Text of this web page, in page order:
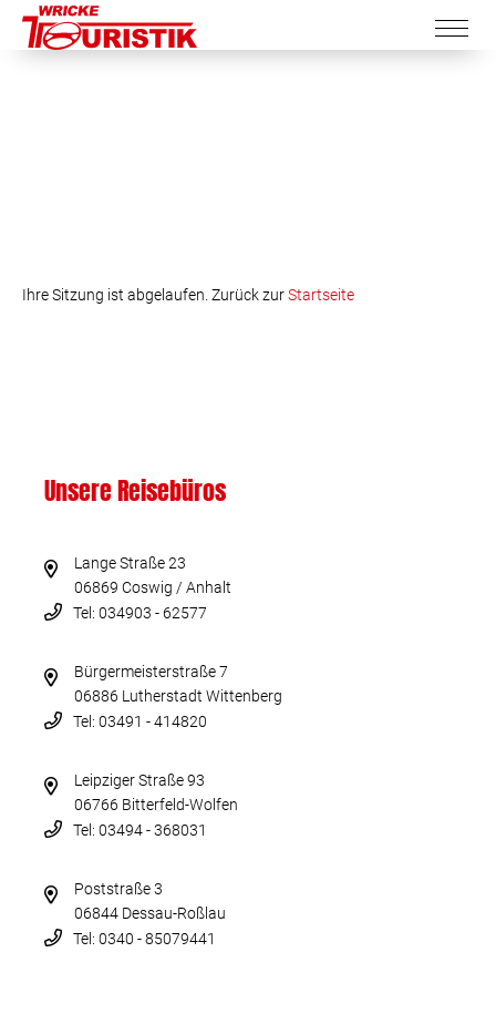
Ihre Sitzung ist abgelaufen. Zurück zurStartseite
Unsere Reisebüros
Lange Straße 23
06869 Coswig / Anhalt
Tel: 034903 - 62577
Bürgermeisterstraße 7
06886 Lutherstadt Wittenberg
Tel: 03491 - 414820
Leipziger Straße 93
06766 Bitterfeld-Wolfen
Tel: 03494 - 368031
Poststraße 3
06844 Dessau-Roßlau
Tel: 0340 - 85079441